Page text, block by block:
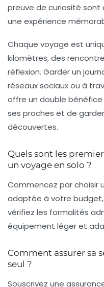
preuve de curiosité
une expérience
Chaque voyage est
kilomètres, des
réflexion. Garder un
réseaux sociaux ou à
offre un double bénéfice
ses proches et de
découvertes.
Quels sont les
un voyage en solo ?
Commencez par choisir
adaptée à votre budget,
vérifiez les formalités
équipement léger et
Comment assurer sa
seul ?
Souscrivez une